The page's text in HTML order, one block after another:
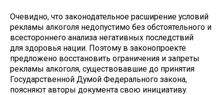
Очевидно, что законодательное расширение условий
рекламы алкоголя недопустимо без обстоятельного и
всестороннего анализа негативных последствий
для здоровья нации. Поэтому в законопроекте
предложено восстановить ограничения и запреты
рекламы алкоголя, существовавшие до принятия
Государственной Думой Федерального закона,
поясняют авторы документа свою инициативу.